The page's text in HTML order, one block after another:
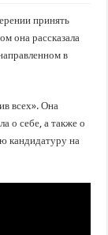
принять
она рассказала
в
всех». Она
о себе, а также о
кандидатуру на